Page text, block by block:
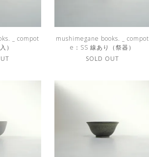
_ compot
）
mushimegane books. _ compot
e：SS 線あり（祭器）
SOLD OUT